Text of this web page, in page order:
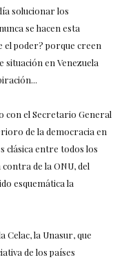
solucionar los
se hacen esta
el poder? porque creen
en Venezuela
con el Secretario General
de la democracia en
clásica entre todos los
de la ONU, del
esquemática la
Celac, la Unasur, que
de los países